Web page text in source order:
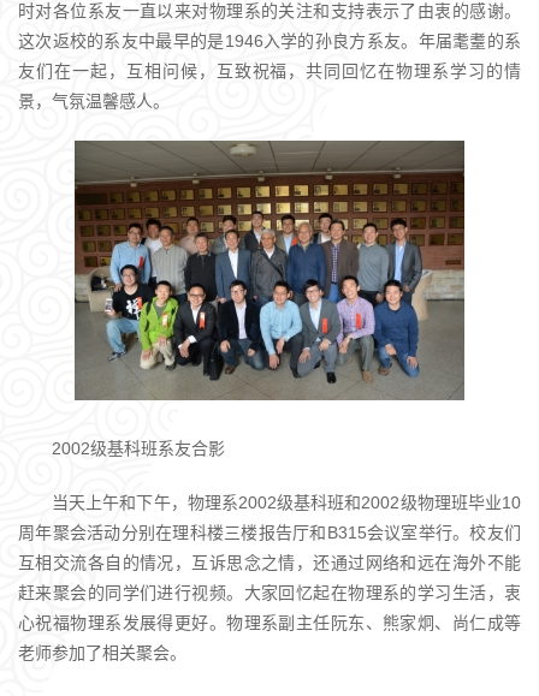
时对各位系友一直以来对物理系的关注和支持表示了由衷的感谢。
这次返校的系友中最早的是1946入学的孙良方系友。年届耄耋的系
友们在一起，互相问候，互致祝福，共同回忆在物理系学习的情
景，气氛温馨感人。
2002级基科班系友合影
当天上午和下午，物理系2002级基科班和2002级物理班毕业10
周年聚会活动分别在理科楼三楼报告厅和B315会议室举行。校友们
互相交流各自的情况，互诉思念之情，还通过网络和远在海外不能
赶来聚会的同学们进行视频。大家回忆起在物理系的学习生活，衷
心祝福物理系发展得更好。物理系副主任阮东、熊家炯、尚仁成等
老师参加了相关聚会。